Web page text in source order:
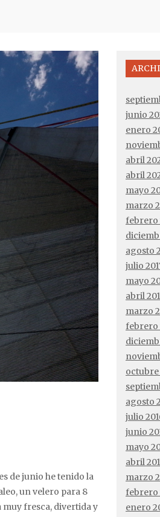
un velero para 8
muy fresca, divertida y
junio
enero
abril
abril
mayo
marzo
febrero
agosto
julio
mayo
abril
marzo
febrero
octubre
agosto
julio
junio
mayo
abril
marzo
febrero
enero